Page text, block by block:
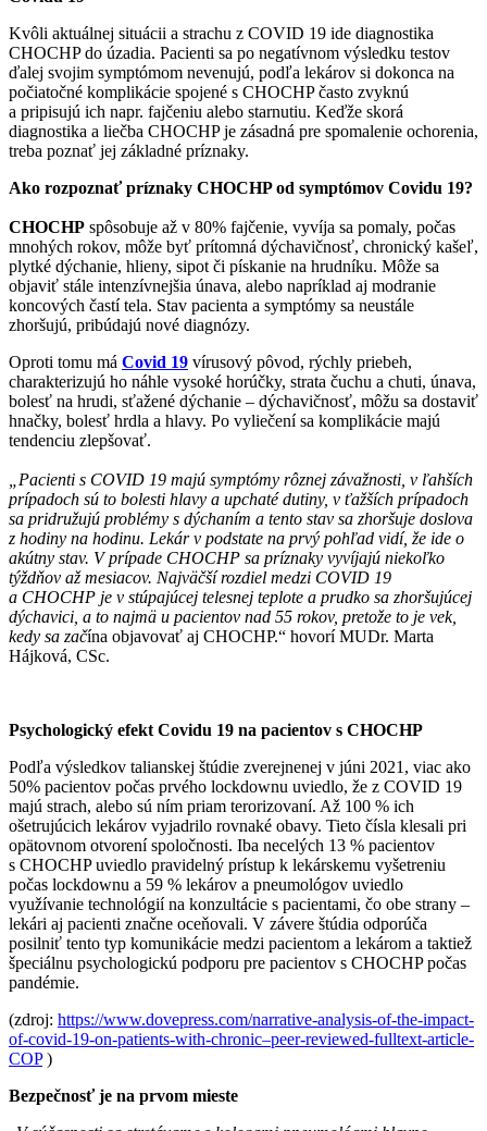
Kvôli aktuálnej situácii a strachu z COVID 19 ide diagnostika
CHOCHP do úzadia. Pacienti sa po negatívnom výsledku testov
ďalej svojim symptómom nevenujú, podľa lekárov si dokonca na
počiatočné komplikácie spojené s CHOCHP často zvyknú
a pripisujú ich napr. fajčeniu alebo starnutiu. Keďže skorá
diagnostika a liečba CHOCHP je zásadná pre spomalenie ochorenia,
treba poznať jej základné príznaky.
Ako rozpoznať príznaky CHOCHP od symptómov Covidu 19?
CHOCHP spôsobuje až v 80% fajčenie, vyvíja sa pomaly, počas
mnohých rokov, môže byť prítomná dýchavičnosť, chronický kašeľ,
plytké dýchanie, hlieny, sipot či pískanie na hrudníku. Môže sa
objaviť stále intenzívnejšia únava, alebo napríklad aj modranie
koncových častí tela. Stav pacienta a symptómy sa neustále
zhoršujú, pribúdajú nové diagnózy.
Oproti tomu má Covid 19 vírusový pôvod, rýchly priebeh,
charakterizujú ho náhle vysoké horúčky, strata čuchu a chuti, únava,
bolesť na hrudi, sťažené dýchanie – dýchavičnosť, môžu sa dostaviť
hnačky, bolesť hrdla a hlavy. Po vyliečení sa komplikácie majú
tendenciu zlepšovať.
„Pacienti s COVID 19 majú symptómy rôznej závažnosti, v ľahších
prípadoch sú to bolesti hlavy a upchaté dutiny, v ťažších prípadoch
sa pridružujú problémy s dýchaním a tento stav sa zhoršuje doslova
z hodiny na hodinu. Lekár v podstate na prvý pohľad vidí, že ide o
akútny stav. V prípade CHOCHP sa príznaky vyvíjajú niekoľko
týždňov až mesiacov. Najväčší rozdiel medzi COVID 19
a CHOCHP je v stúpajúcej telesnej teplote a prudko sa zhoršujúcej
dýchavici, a to najmä u pacientov nad 55 rokov, pretože to je vek,
kedy sa začína objavovať aj CHOCHP.“ hovorí MUDr. Marta
Hájková, CSc.
Psychologický efekt Covidu 19 na pacientov s CHOCHP
Podľa výsledkov talianskej štúdie zverejnenej v júni 2021, viac ako
50% pacientov počas prvého lockdownu uviedlo, že z COVID 19
majú strach, alebo sú ním priam terorizovaní. Až 100 % ich
ošetrujúcich lekárov vyjadrilo rovnaké obavy. Tieto čísla klesali pri
opätovnom otvorení spoločnosti. Iba necelých 13 % pacientov
s CHOCHP uviedlo pravidelný prístup k lekárskemu vyšetreniu
počas lockdownu a 59 % lekárov a pneumológov uviedlo
využívanie technológií na konzultácie s pacientami, čo obe strany –
lekári aj pacienti značne oceňovali. V závere štúdia odporúča
posilniť tento typ komunikácie medzi pacientom a lekárom a taktiež
špeciálnu psychologickú podporu pre pacientov s CHOCHP počas
pandémie.
(zdroj: https://www.dovepress.com/narrative-analysis-of-the-impact-
of-covid-19-on-patients-with-chronic–peer-reviewed-fulltext-article-
COP)
Bezpečnosť je na prvom mieste